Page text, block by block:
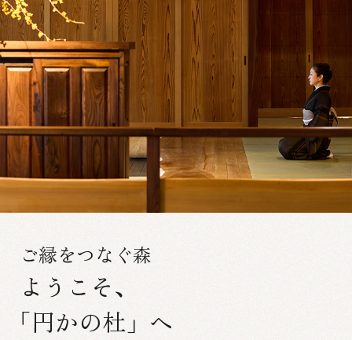
ご縁をつなぐ森
ようこそ、
「円かの杜」へ